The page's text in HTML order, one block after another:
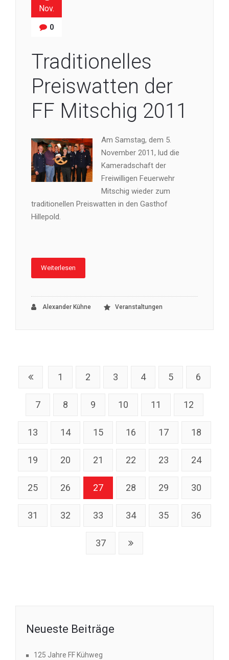
Nov.
0
Traditionelles
Preiswatten der
FF Mitschig 2011
Am Samstag, dem 5.
November 2011, lud die
Kameradschaft der
Freiwilligen Feuerwehr
Mitschig wieder zum
traditionellen Preiswatten in den Gasthof
Hillepold.
Weiterlesen
Alexander Kühne Veranstaltungen
1 2 3 4 5 6
7 8 9 10 11 12
13 14 15 16 17 18
19 20 21 22 23 24
25 26 27 28 29 30
31 32 33 34 35 36
37
Neueste Beiträge
125 Jahre FF Kühweg